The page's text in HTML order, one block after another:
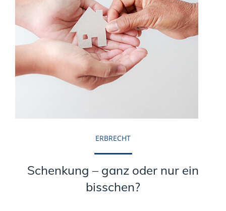
ERBRECHT
Schenkung – ganz oder nur ein
bisschen?